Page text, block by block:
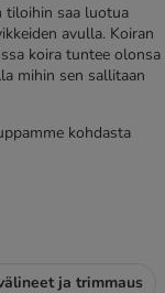
tiloihin saa luotua
avulla. Koiran
koira tuntee olonsa
mihin sen sallitaan
kohdasta
ja trimmaus